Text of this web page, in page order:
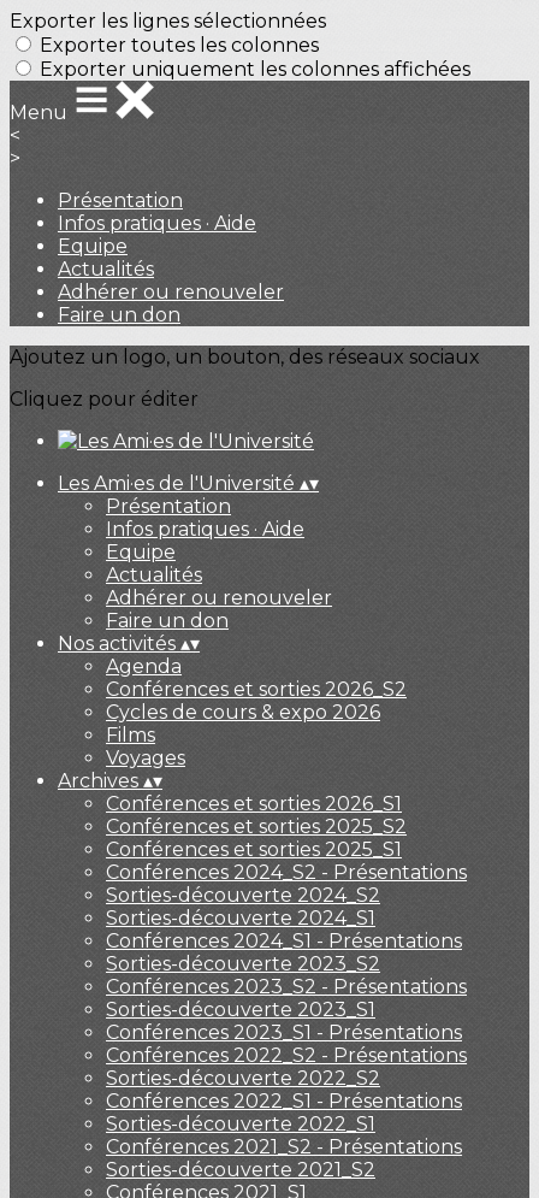
Exporter les lignes sélectionnées
Exporter toutes les colonnes
Exporter uniquement les colonnes affichées
Menu
<
>
Présentation
Infos pratiques · Aide
Equipe
Actualités
Adhérer ou renouveler
Faire un don
Ajoutez un logo, un bouton, des réseaux sociaux
Cliquez pour éditer
Les Ami·es de l'Université ▴▾
Présentation
Infos pratiques · Aide
Equipe
Actualités
Adhérer ou renouveler
Faire un don
Nos activités ▴▾
Agenda
Conférences et sorties 2026_S2
Cycles de cours & expo 2026
Films
Voyages
Archives ▴▾
Conférences et sorties 2026_S1
Conférences et sorties 2025_S2
Conférences et sorties 2025_S1
Conférences 2024_S2 - Présentations
Sorties-découverte 2024_S2
Sorties-découverte 2024_S1
Conférences 2024_S1 - Présentations
Sorties-découverte 2023_S2
Conférences 2023_S2 - Présentations
Sorties-découverte 2023_S1
Conférences 2023_S1 - Présentations
Conférences 2022_S2 - Présentations
Sorties-découverte 2022_S2
Conférences 2022_S1 - Présentations
Sorties-découverte 2022_S1
Conférences 2021_S2 - Présentations
Sorties-découverte 2021_S2
Conférences 2021_S1